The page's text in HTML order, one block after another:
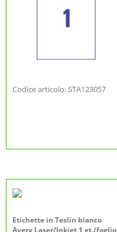
Codice articolo: STA123057
Etichette in Teslin bianco
Avery Laser/Inkjet 1 et./foglio